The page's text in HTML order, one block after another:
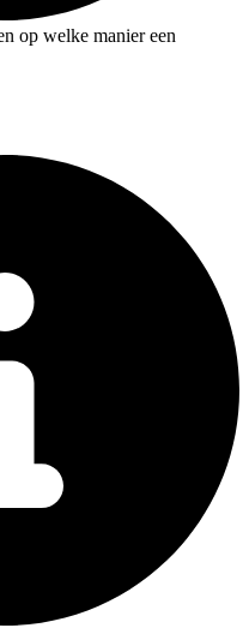
op welke manier een